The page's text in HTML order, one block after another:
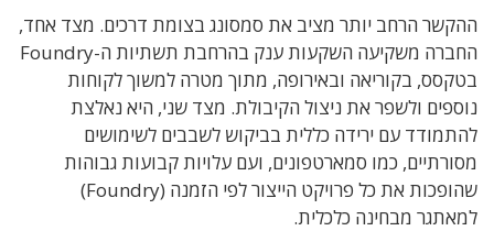
ההקשר הרחב יותר מציב את סמסונג בצומת דרכים. מצד אחד,
החברה משקיעה השקעות ענק בהרחבת תשתיות ה-Foundry
בטקסס, בקוריאה ובאירופה, מתוך מטרה למשוך לקוחות
נוספים ולשפר את ניצול הקיבולת. מצד שני, היא נאלצת
להתמודד עם ירידה כללית בביקוש לשבבים לשימושים
מסורתיים, כמו סמארטפונים, ועם עלויות קבועות גבוהות
שהופכות את כל פרויקט הייצור לפי הזמנה (Foundry)
למאתגר מבחינה כלכלית.